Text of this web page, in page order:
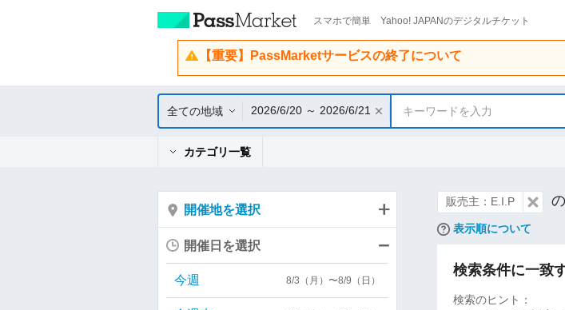
スマホで簡単 Yahoo! JAPANのデジタルチケット
【重要】PassMarketサービスの終了について
全ての地域 2026/6/20 ～ 2026/6/21 キーワードを入力
カテゴリ一覧
販売主：E.I.P
表示順について
検索条件に一致
検索のヒント：
開催地を選択
開催日を選択
今週 8/3（月）〜8/9（日）